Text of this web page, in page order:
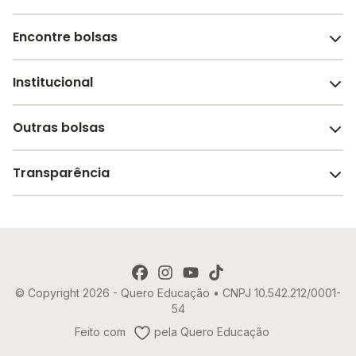
Encontre bolsas
Melhores escolas de São Paulo
Escolas por cidade e bairro
Institucional
Sobre o Melhor Escola
Revista Melhor Escola
Outras bolsas
Faculdades e universidades
Transparência
Política de Cookies
© Copyright 2026 - Quero Educação • CNPJ 10.542.212/0001-
54
Feito com
pela Quero Educação